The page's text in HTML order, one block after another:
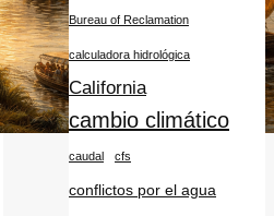
Bureau of Reclamation
calculadora hidrológica
California
cambio climático
caudal cfs
conflictos por el agua